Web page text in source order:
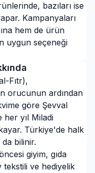
bazıları ise
Kampanyaları
hem de ürün
uygun seçeneği
Fıtr),
orucunun ardından
göre Şevval
her yıl Miladi
Türkiye'de halk
bilinir.
giyim, gıda
ve hediyelik